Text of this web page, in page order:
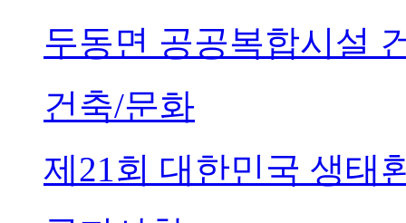
두동면 공공복합시설
건축/문화
제21회 대한민국 생태